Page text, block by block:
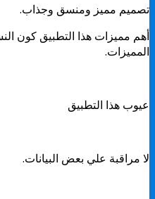
تصميم مميز ومنسق وجذاب.
أهم مميزات هذا التطبيق كون
المميزات.
عيوب هذا التطبيق
لا مراقبة علي بعض البيانات.